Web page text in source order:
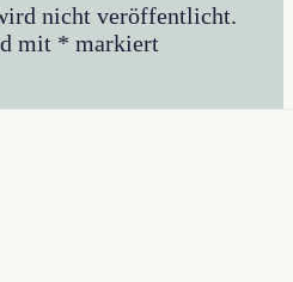
nicht veröffentlicht.
mit * markiert